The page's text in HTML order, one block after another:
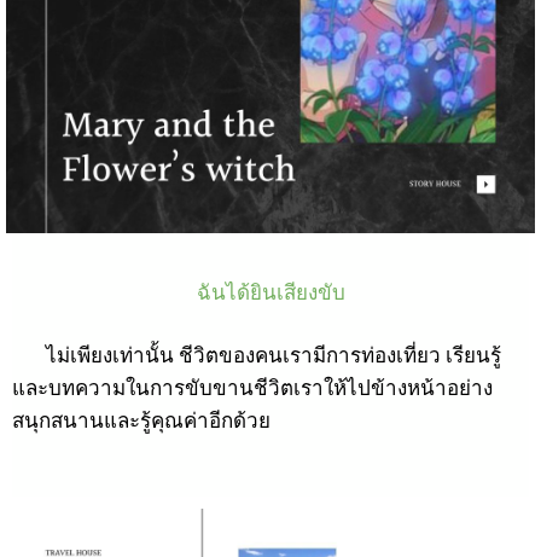
ฉันได้ยินเสียงขับ
ไม่เพียงเท่านั้น ชีวิตของคนเรามีการท่องเที่ยว เรียนรู้
และบทความในการขับขานชีวิตเราให้ไปข้างหน้าอย่าง
สนุกสนานและรู้คุณค่าอีกด้วย